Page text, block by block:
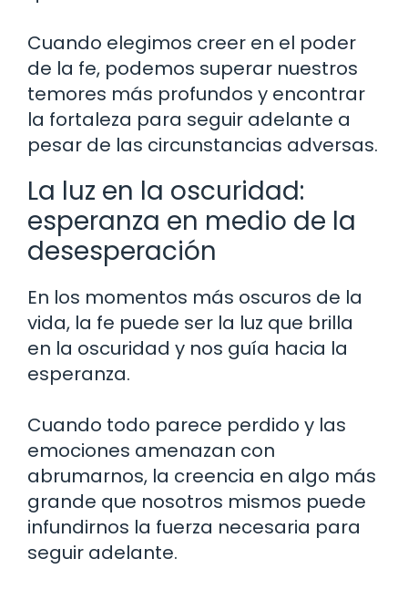
Cuando elegimos creer en el poder
de la fe, podemos superar nuestros
temores más profundos y encontrar
la fortaleza para seguir adelante a
pesar de las circunstancias adversas.
La luz en la oscuridad:
esperanza en medio de la
desesperación
En los momentos más oscuros de la
vida, la fe puede ser la luz que brilla
en la oscuridad y nos guía hacia la
esperanza.
Cuando todo parece perdido y las
emociones amenazan con
abrumarnos, la creencia en algo más
grande que nosotros mismos puede
infundirnos la fuerza necesaria para
seguir adelante.